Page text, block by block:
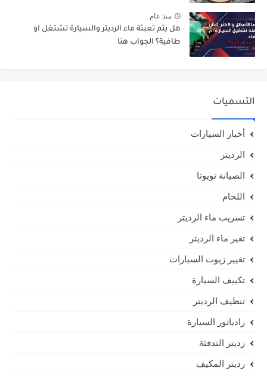
منذ عام
هل يتم تعبئة ماء الرديتر والسيارة تشتغل او
طافية؟ الجواب هنا
التسميات
أخبار السيارات
الرديتر
الصيانة تويوتا
اللحام
تسريب ماء الرديتر
تغير ماء الرديتر
تغيير زيوت السيارات
تكييف السيارة
تنظيف الرديتر
رادياتور السيارة
رديتر التدفئة
رديتر المكيف